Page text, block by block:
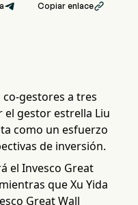
Copiar enlace
gestores a tres
gestor estrella Liu
como un esfuerzo
de inversión.
el Invesco Great
que Xu Yida
Great Wall